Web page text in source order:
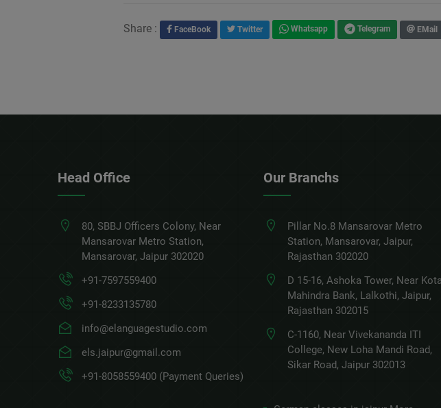
Share : FaceBook Twitter Whatsapp Telegram EMail
Head Office
80, SBBJ Officers Colony, Near
Mansarovar Metro Station,
Mansarovar, Jaipur 302020
+91-7597559400
+91-8233135780
info@elanguagestudio.com
els.jaipur@gmail.com
+91-8058559400 (Payment Queries)
Our Branchs
Pillar No.8 Mansarovar Metro
Station, Mansarovar, Jaipur,
Rajasthan 302020
D 15-16, Ashoka Tower, Near
Mahindra Bank, Lalkothi, Jaipur,
Rajasthan 302015
C-1160, Near Vivekananda ITI
College, New Loha Mandi Road,
Sikar Road, Jaipur 302013